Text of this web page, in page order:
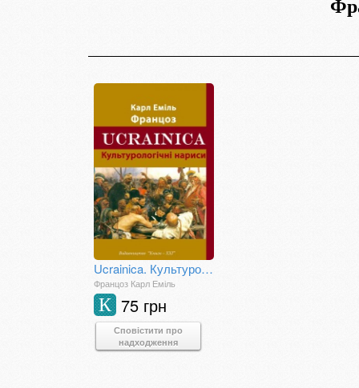
Ucrainica. Культурологічні нариси
Францоз Карл Еміль
75 грн
К
Сповістити про
надходження